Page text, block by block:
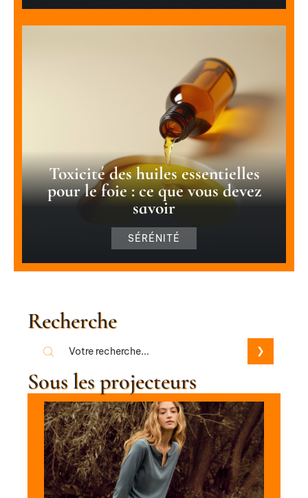
Toxicité des huiles essentielles
pour le foie : ce que vous devez
savoir
SÉRÉNITÉ
Recherche
Sous les projecteurs